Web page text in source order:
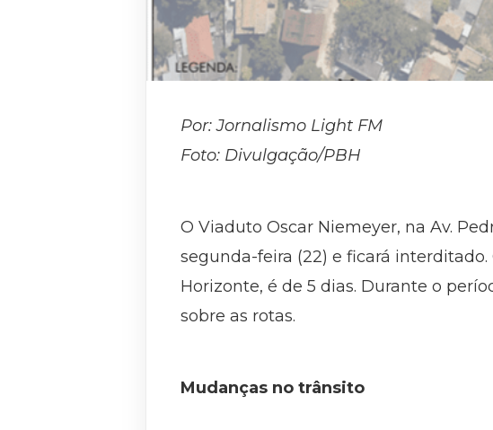
Por: Jornalismo Light FM
Foto: Divulgação/PBH
O Viaduto Oscar Niemeyer, na Av.
segunda-feira (22) e ficará
Horizonte, é de 5 dias. Durante o
sobre as rotas.
Mudanças no trânsito